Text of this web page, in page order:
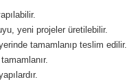
yeni projeler üretilebilir.
tamamlanıp teslim edilir.